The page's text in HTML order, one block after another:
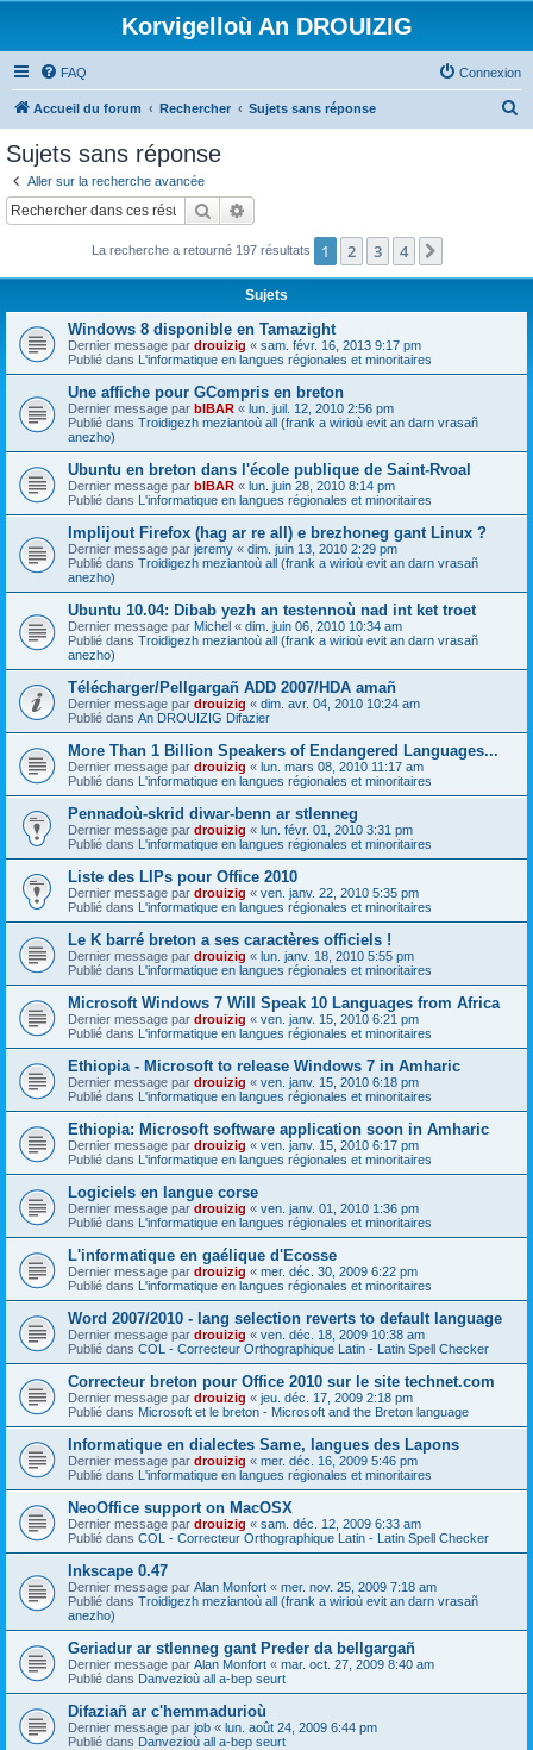
Korvigelloù An DROUIZIG
FAQ Connexion
Accueil du forum Rechercher Sujets sans réponse
c
Sujets sans réponse
Aller sur la recherche avancée
Rechercher
La recherche a retourné 197 résultats 1 2 3 4
Sujets
Windows 8 disponible en Tamazight
Dernier message par drouizig « sam. févr. 16, 2013 9:17 pm
Publié dans L'informatique en langues régionales et minoritaires
Une affiche pour GCompris en breton
Dernier message par bIBAR « lun. juil. 12, 2010 2:56 pm
Publié dans Troidigezh meziantoù all (frank a wirioù evit an darn vrasañ
anezho)
Ubuntu en breton dans l'école publique de Saint-Rvoal
Dernier message par bIBAR « lun. juin 28, 2010 8:14 pm
Publié dans L'informatique en langues régionales et minoritaires
Implijout Firefox (hag ar re all) e brezhoneg gant Linux ?
Dernier message par jeremy « dim. juin 13, 2010 2:29 pm
Publié dans Troidigezh meziantoù all (frank a wirioù evit an darn vrasañ
anezho)
Ubuntu 10.04: Dibab yezh an testennoù nad int ket troet
Dernier message par Michel « dim. juin 06, 2010 10:34 am
Publié dans Troidigezh meziantoù all (frank a wirioù evit an darn vrasañ
anezho)
Télécharger/Pellgargañ ADD 2007/HDA amañ
Dernier message par drouizig « dim. avr. 04, 2010 10:24 am
Publié dans An DROUIZIG Difazier
More Than 1 Billion Speakers of Endangered Languages...
Dernier message par drouizig « lun. mars 08, 2010 11:17 am
Publié dans L'informatique en langues régionales et minoritaires
Pennadoù-skrid diwar-benn ar stlenneg
Dernier message par drouizig « lun. févr. 01, 2010 3:31 pm
Publié dans L'informatique en langues régionales et minoritaires
Liste des LIPs pour Office 2010
Dernier message par drouizig « ven. janv. 22, 2010 5:35 pm
Publié dans L'informatique en langues régionales et minoritaires
Le K barré breton a ses caractères officiels !
Dernier message par drouizig « lun. janv. 18, 2010 5:55 pm
Publié dans L'informatique en langues régionales et minoritaires
Microsoft Windows 7 Will Speak 10 Languages from Africa
Dernier message par drouizig « ven. janv. 15, 2010 6:21 pm
Publié dans L'informatique en langues régionales et minoritaires
Ethiopia - Microsoft to release Windows 7 in Amharic
Dernier message par drouizig « ven. janv. 15, 2010 6:18 pm
Publié dans L'informatique en langues régionales et minoritaires
Ethiopia: Microsoft software application soon in Amharic
Dernier message par drouizig « ven. janv. 15, 2010 6:17 pm
Publié dans L'informatique en langues régionales et minoritaires
Logiciels en langue corse
Dernier message par drouizig « ven. janv. 01, 2010 1:36 pm
Publié dans L'informatique en langues régionales et minoritaires
L'informatique en gaélique d'Ecosse
Dernier message par drouizig « mer. déc. 30, 2009 6:22 pm
Publié dans L'informatique en langues régionales et minoritaires
Word 2007/2010 - lang selection reverts to default language
Dernier message par drouizig « ven. déc. 18, 2009 10:38 am
Publié dans COL - Correcteur Orthographique Latin - Latin Spell Checker
Correcteur breton pour Office 2010 sur le site technet.com
Dernier message par drouizig « jeu. déc. 17, 2009 2:18 pm
Publié dans Microsoft et le breton - Microsoft and the Breton language
Informatique en dialectes Same, langues des Lapons
Dernier message par drouizig « mer. déc. 16, 2009 5:46 pm
Publié dans L'informatique en langues régionales et minoritaires
NeoOffice support on MacOSX
Dernier message par drouizig « sam. déc. 12, 2009 6:33 am
Publié dans COL - Correcteur Orthographique Latin - Latin Spell Checker
Inkscape 0.47
Dernier message par Alan Monfort « mer. nov. 25, 2009 7:18 am
Publié dans Troidigezh meziantoù all (frank a wirioù evit an darn vrasañ
anezho)
Geriadur ar stlenneg gant Preder da bellgargañ
Dernier message par Alan Monfort « mar. oct. 27, 2009 8:40 am
Publié dans Danvezioù all a-bep seurt
Difaziañ ar c'hemmadurioù
Dernier message par job « lun. août 24, 2009 6:44 pm
Publié dans Danvezioù all a-bep seurt